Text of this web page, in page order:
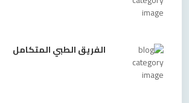
الفريق الطبي المتكامل